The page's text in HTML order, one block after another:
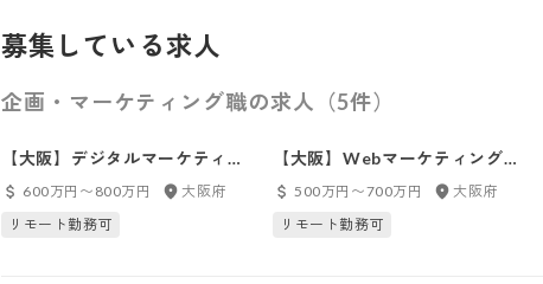
募集している求人
企画・マーケティング職の求人（5件）
【大阪】デジタルマーケティン
グ・アカウントエグゼクティブ
600万円〜800万円
大阪府
リモート勤務可
【大阪】Webマーケティングコ
ンサルタント
500万円〜700万円
大阪府
リモート勤務可